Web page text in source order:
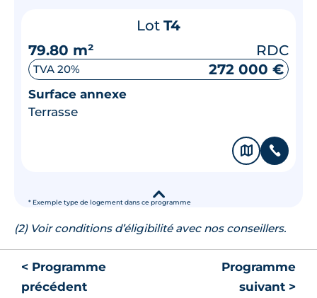
* Exemple type de logement dans ce programme
Lot T4
79.80 m²
RDC
TVA 20% 272 000 €
Surface annexe
Terrasse
🗞 📞
▾
(2) Voir conditions d’éligibilité avec nos conseillers.
< Programme
précédent
Programme
suivant >